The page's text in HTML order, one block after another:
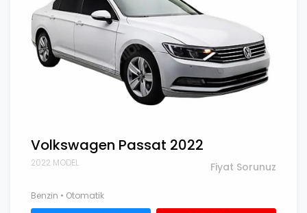
Volkswagen Passat 2022
2022 MODEL Fiyat Sorunuz
Benzin • Otomatik